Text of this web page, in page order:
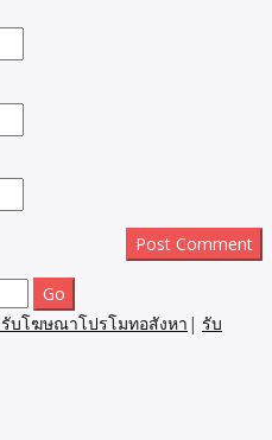
รับโฆษณาโปรโมทอสังหา | รับ